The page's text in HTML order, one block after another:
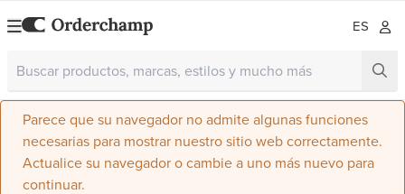
ES
Parece que su navegador no admite algunas funciones
necesarias para mostrar nuestro sitio web correctamente.
Actualice su navegador o cambie a uno más nuevo para
continuar.